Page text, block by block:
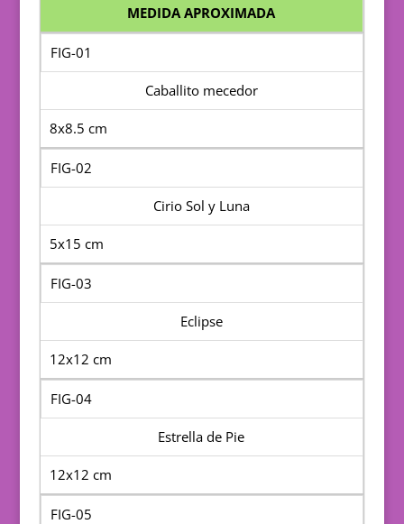
MEDIDA APROXIMADA
FIG-01
Caballito mecedor
8x8.5 cm
FIG-02
Cirio Sol y Luna
5x15 cm
FIG-03
Eclipse
12x12 cm
FIG-04
Estrella de Pie
12x12 cm
FIG-05